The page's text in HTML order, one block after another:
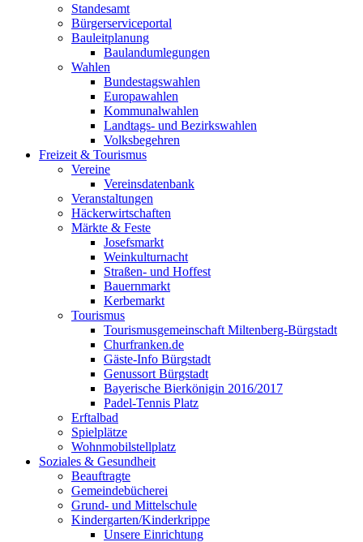
Standesamt
Bürgerserviceportal
Bauleitplanung
Baulandumlegungen
Wahlen
Bundestagswahlen
Europawahlen
Kommunalwahlen
Landtags- und Bezirkswahlen
Volksbegehren
Freizeit & Tourismus
Vereine
Vereinsdatenbank
Veranstaltungen
Häckerwirtschaften
Märkte & Feste
Josefsmarkt
Weinkulturnacht
Straßen- und Hoffest
Bauernmarkt
Kerbemarkt
Tourismus
Tourismusgemeinschaft Miltenberg-Bürgstadt
Churfranken.de
Gäste-Info Bürgstadt
Genussort Bürgstadt
Bayerische Bierkönigin 2016/2017
Padel-Tennis Platz
Erftalbad
Spielplätze
Wohnmobilstellplatz
Soziales & Gesundheit
Beauftragte
Gemeindebücherei
Grund- und Mittelschule
Kindergarten/Kinderkrippe
Unsere Einrichtung